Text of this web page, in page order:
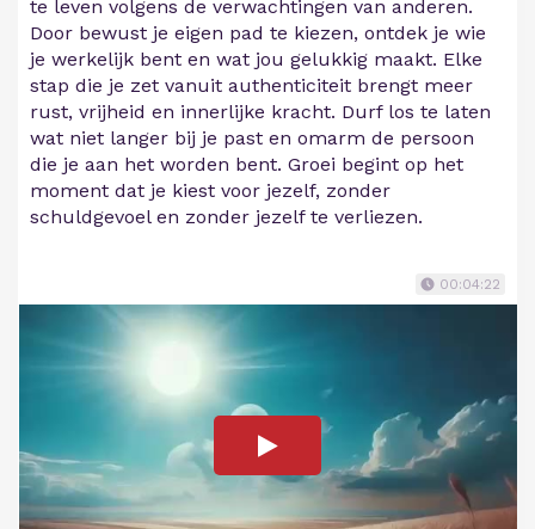
te leven volgens de verwachtingen van anderen.
Door bewust je eigen pad te kiezen, ontdek je wie
je werkelijk bent en wat jou gelukkig maakt. Elke
stap die je zet vanuit authenticiteit brengt meer
rust, vrijheid en innerlijke kracht. Durf los te laten
wat niet langer bij je past en omarm de persoon
die je aan het worden bent. Groei begint op het
moment dat je kiest voor jezelf, zonder
schuldgevoel en zonder jezelf te verliezen.
00:04:22